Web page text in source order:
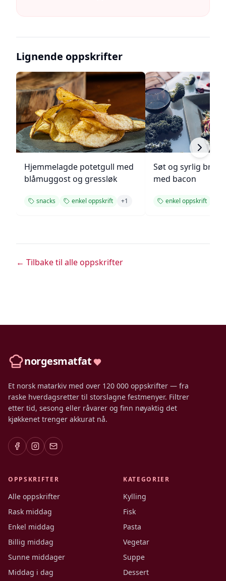
Lignende oppskrifter
Hjemmelagde potetgull med
blåmuggost og gressløk
snacks enkel oppskrift +1
Søt og syrlig
med bacon
enkel oppskrift
← Tilbake til alle oppskrifter
norgesmatfat
Et norsk matarkiv med over 120 000 oppskrifter — fra
raske hverdagsretter til storslagne festmenyer. Filtrer
etter tid, sesong eller råvarer og finn nøyaktig det
kjøkkenet trenger akkurat nå.
OPPSKRIFTER
Alle oppskrifter
Rask middag
Enkel middag
Billig middag
Sunne middager
Middag i dag
KATEGORIER
Kylling
Fisk
Pasta
Vegetar
Suppe
Dessert